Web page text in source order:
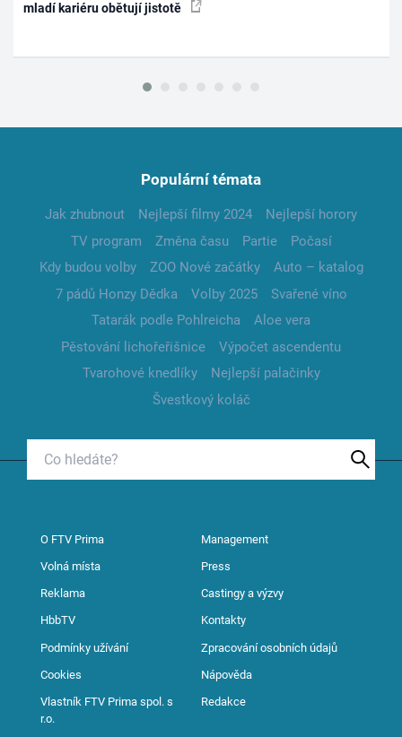
mladí kariéru obětují jistotě
Populární témata
Jak zhubnout Nejlepší filmy 2024
Nejlepší horory
TV program
Změna času Partie
Počasí
Kdy budou volby
ZOO Nové začátky
Auto – katalog
7 pádů Honzy Dědka
Volby 2025
Svařené víno
Tatarák podle Pohlreicha
Aloe vera
Pěstování lichořeřišnice
Výpočet ascendentu
Tvarohové knedlíky
Nejlepší palačinky
Švestkový koláč
O FTV Prima Management
Volná místa Press
Reklama Castingy a výzvy
HbbTV Kontakty
Podmínky užívání Zpracování osobních údajů
Cookies Nápověda
Vlastník FTV Prima spol. s
r.o.
Redakce